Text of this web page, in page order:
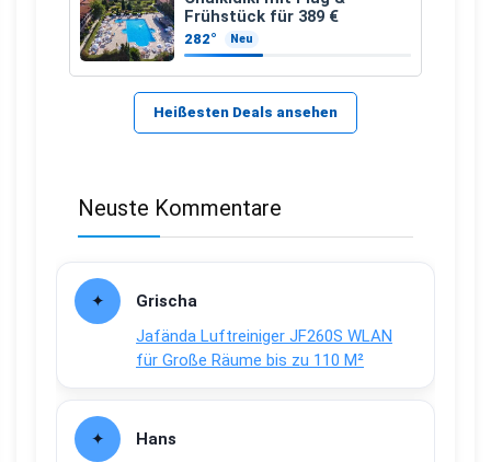
Frühstück für 389 €
282° Neu
Heißesten Deals ansehen
Neuste Kommentare
Grischa
Jafända Luftreiniger JF260S WLAN
für Große Räume bis zu 110 M²
Hans